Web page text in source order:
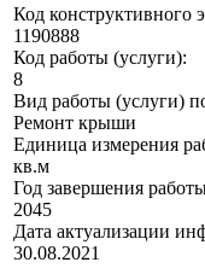
Код конструктивного
1190888
Код работы (услуги):
8
Вид работы (услуги)
Ремонт крыши
Единица измерения
кв.м
Год завершения
2045
Дата актуализации
30.08.2021